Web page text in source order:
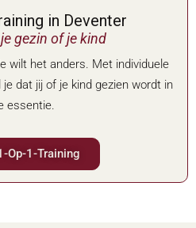
in Deventer
gezin of je kind
wilt het anders. Met individuele
dat jij of je kind gezien wordt in
essentie.
Op-1-Training